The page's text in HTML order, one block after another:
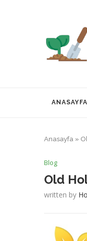
ANASAYFA
Anasayfa »
Blog
Old
written by